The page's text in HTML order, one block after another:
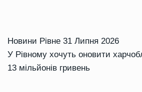
Новини Рівне 31 Липня 2026
У Рівному хочуть оновити
13 мільйонів гривень